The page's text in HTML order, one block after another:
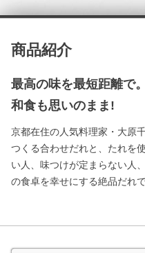
商品紹介
最高の味を最短距離で
和食も思いのまま!
京都在住の人気料理家・大原
つくる合わせだれと、たれを
い人、味つけが定まらない
の食卓を幸せにする絶品だれ